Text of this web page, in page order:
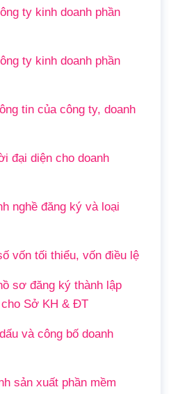
ty kinh doanh phần
ty kinh doanh phần
tin của công ty, doanh
đại diện cho doanh
nghề đăng ký và loại
vốn tối thiểu, vốn điều lệ
sơ đăng ký thành lập
Sở KH & ĐT
và công bố doanh
sản xuất phần mềm